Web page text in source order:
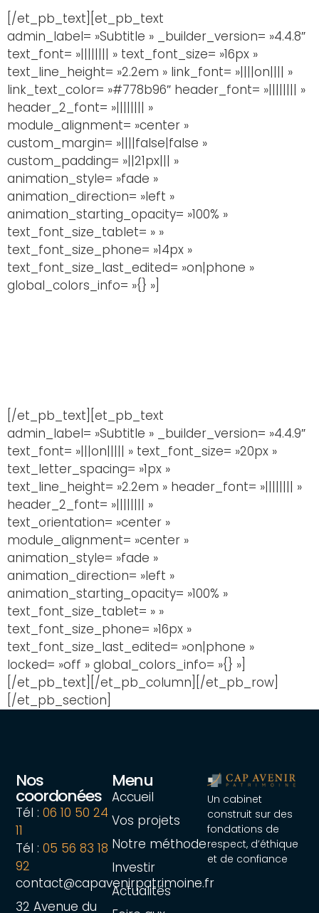
[/et_pb_text][et_pb_text
admin_label= »Subtitle » _builder_version= »4.4.8″
text_font= »|||||||| » text_font_size= »16px »
text_line_height= »2.2em » link_font= »||||on|||| »
link_text_color= »#778b96″ header_font= »|||||||| »
header_2_font= »|||||||| »
module_alignment= »center »
custom_margin= »||||false|false »
custom_padding= »||21px||| »
animation_style= »fade »
animation_direction= »left »
animation_starting_opacity= »100% »
text_font_size_tablet= » »
text_font_size_phone= »14px »
text_font_size_last_edited= »on|phone »
global_colors_info= »{} »]
[/et_pb_text][et_pb_text
admin_label= »Subtitle » _builder_version= »4.4.9″
text_font= »|||on||||| » text_font_size= »20px »
text_letter_spacing= »1px »
text_line_height= »2.2em » header_font= »|||||||| »
header_2_font= »|||||||| »
text_orientation= »center »
module_alignment= »center »
animation_style= »fade »
animation_direction= »left »
animation_starting_opacity= »100% »
text_font_size_tablet= » »
text_font_size_phone= »16px »
text_font_size_last_edited= »on|phone »
locked= »off » global_colors_info= »{} »]
[/et_pb_text][/et_pb_column][/et_pb_row]
[/et_pb_section]
Un cabinet
construit sur des
fondations de
respect, d’éthique
et de confiance
Menu
Accueil
Vos projets
Notre méthode
Investir
Actualités
Nos
coordonées
Tél :06 10 50 24
11
Tél :05 56 83 18
92
contact@capavenirpatrimoine.fr
32 Avenue du